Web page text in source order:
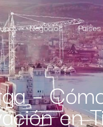
Negocios Países
–
en